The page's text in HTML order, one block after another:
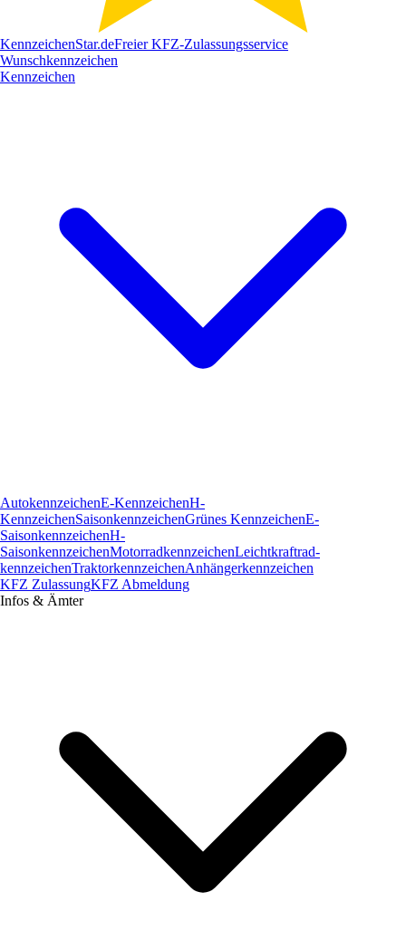
KennzeichenStar.deFreier KFZ-Zulassungsservice
Wunschkennzeichen
Kennzeichen
AutokennzeichenE-KennzeichenH-
KennzeichenSaisonkennzeichenGrünes KennzeichenE-
SaisonkennzeichenH-
SaisonkennzeichenMotorradkennzeichenLeichtkraftrad­
kennzeichenTraktorkennzeichenAnhängerkennzeichen
KFZ ZulassungKFZ Abmeldung
Infos & Ämter